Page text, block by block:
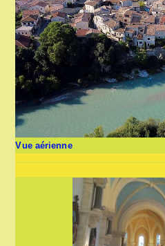
Vue aérienne